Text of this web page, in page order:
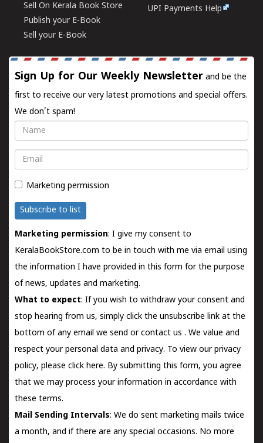
Sell On Kerala Book Store
Publish your E-Book
Sell your E-Book
UPI Payments Help
Sign Up for Our Weekly Newsletter and be the
first to receive our very latest promotions and special offers.
We don't spam!
Name
Email
Marketing permission
Subscribe to list
Marketing permission: I give my consent to
KeralaBookStore.com to be in touch with me via email using
the information I have provided in this form for the purpose
of news, updates and marketing.
What to expect: If you wish to withdraw your consent and
stop hearing from us, simply click the unsubscribe link at the
bottom of any email we send orcontact us . We value and
respect your personal data and privacy. To view our privacy
policy, please click here. By submitting this form, you agree
that we may process your information in accordance with
these terms.
Mail Sending Intervals: We do sent marketing mails twice
a month, and if there are any special occasions. No more